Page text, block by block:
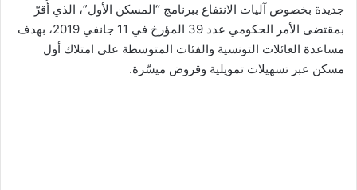
جديدة بخصوص آليات الانتفاع ببرنامج “المسكن الأول”، الذي أُقرّ
بمقتضى الأمر الحكومي عدد 39 المؤرخ في 11 جانفي 2019، بهدف
مساعدة العائلات التونسية والفئات المتوسطة على امتلاك أول
مسكن عبر تسهيلات تمويلية وقروض ميسّرة.